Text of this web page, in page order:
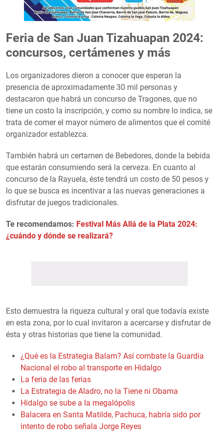
Feria de San Juan Tizahuapan 2024:
concursos, certámenes y más
Los organizadores dieron a conocer que esperan la
presencia de aproximadamente 30 mil personas y
destacaron que habrá un concurso de Tragones, que no
tiene un costo la inscripción, y como su nombre lo indica, se
trata de comer el mayor número de alimentos que el comité
organizador establezca.
También habrá un certamen de Bebedores, donde la bebida
que estarán consumiendo será la cerveza. En cuanto al
concurso de la Rayuela, éste tendrá un costo de 50 pesos y
lo que se busca es incentivar a las nuevas generaciones a
disfrutar de juegos tradicionales.
Te recomendamos: Festival Más Allá de la Plata 2024:
¿cuándo y dónde se realizará?
Esto demuestra la riqueza cultural y oral que todavía existe
en esta zona, por lo cual invitaron a acercarse y disfrutar de
ésta y otras historias que tiene la comunidad.
¿Qué es la Estrategia Balam? Así combate la Guardia
Nacional el robo al transporte en Hidalgo
La feria de las ferias
La Estrategia de Aladro, no la Tiene ni Obama
Hidalgo se sube a la megalópolis
Balacera en Santa Matilde, Pachuca, habría sido por
intento de robo señala Jorge Reyes